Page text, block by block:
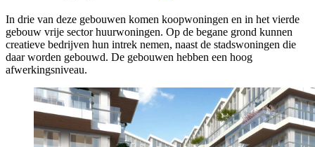
In drie van deze gebouwen komen koopwoningen en in het vierde
gebouw vrije sector huurwoningen. Op de begane grond kunnen
creatieve bedrijven hun intrek nemen, naast de stadswoningen die
daar worden gebouwd. De gebouwen hebben een hoog
afwerkingsniveau.